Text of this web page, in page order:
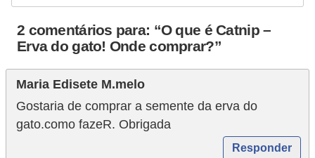
2 comentários para: “O que é Catnip –
Erva do gato! Onde comprar?”
Maria Edisete M.melo
Gostaria de comprar a semente da erva do
gato.como fazeR. Obrigada
Responder
e
i
x
e
s
o